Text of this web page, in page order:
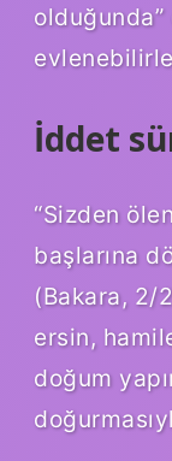
İddet
“Sizden
başlarına
(Bakara, 2/
ersin,
doğum